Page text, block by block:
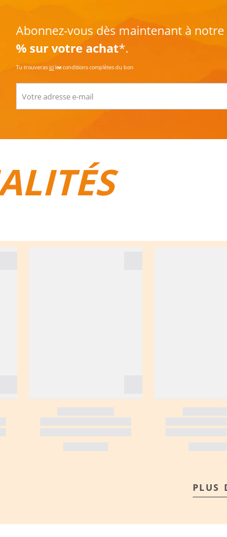
Abonnez-vous dès maintenant à
% sur votre achat*.
Tu trouverasiciles conditions complètes du bon
PLUS